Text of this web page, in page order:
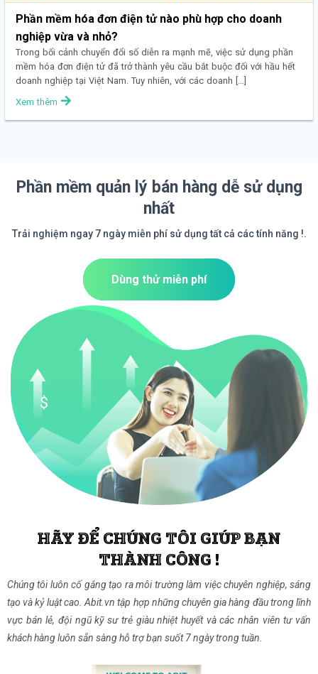
Phần mềm hóa đơn điện tử nào phù hợp cho doanh
nghiệp vừa và nhỏ?
Trong bối cảnh chuyển đổi số diễn ra mạnh mẽ, việc sử dụng phần
mềm hóa đơn điện tử đã trở thành yêu cầu bắt buộc đối với hầu hết
doanh nghiệp tại Việt Nam. Tuy nhiên, với các doanh […]
Xem thêm
Phần mềm quản lý bán hàng dễ sử dụng
nhất
Trải nghiệm ngay 7 ngày miễn phí sử dụng tất cả các tính năng !.
Dùng thử miễn phí
HÃY ĐỂ CHÚNG TÔI GIÚP BẠN
THÀNH CÔNG !
Chúng tôi luôn cố gắng tạo ra môi trường làm việc chuyên nghiệp, sáng
tạo và kỷ luật cao. Abit.vn tập hợp những chuyên gia hàng đầu trong lĩnh
vực bán lẻ, đội ngũ kỹ sư trẻ giàu nhiệt huyết và các nhân viên tư vấn
khách hàng luôn sẵn sàng hỗ trợ bạn suốt 7 ngày trong tuần.